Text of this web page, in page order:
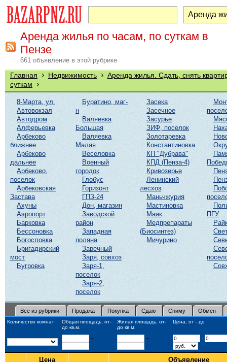
Аренда жилья по часам, по суткам в
Пензе
661 объявление в этой рубрике
Главная › Недвижимость › Аренда жилья. Сдать, снять
суткам ›
8-Марта, ул.
Автовокзал
Автодром
Алферьевка
Арбеково
ближнее
Арбеково
дальнее
Арбеково,
поселок
Арбековская
Застава
Ахуны
Аэропорт
Барковка
Бессоновка
Богословка
Бригадирский
мост
Бугровка
Буратино, маг-
н
Валяевка
Большая
Валяевка
Малая
Веселовка
Военный
городок
Глобус
Горизонт
ГПЗ-24
Дон, магазин
Заводской
район
Западная
поляна
Заречный
Заря, совхоз
Заря-1,
поселок
Заря-2,
поселок
Засека
Засечное
Засурье
ЗИФ, поселок
Золотаревка
Константиновка
КП "Дубрава"
КПД (Пенза-4)
Кривозерье
Ленинский
лесхоз
Маньчжурия
Мастиновка
Маяк
Медпрепараты
(Биосинтез)
Мичурино
ПГУ
Все из рубрики Продажа Покупка Сдаю Сниму Обмен
Количество комнат
Общая площадь, от-
до кв.м.
Жилая площадь, от-
до кв.м.
Цена, от - до
- - -
Цена Объявление